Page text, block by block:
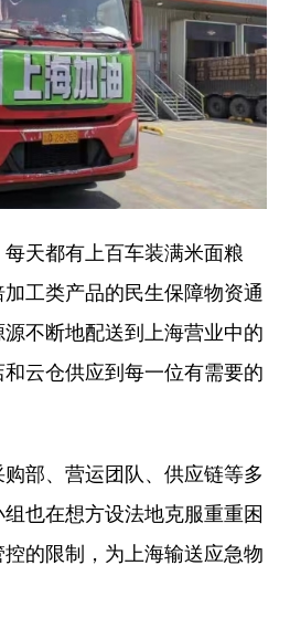
天都有上百车装满米面粮
工类产品的民生保障物资通
不断地配送到上海营业中的
云仓供应到每一位有需要的
部、营运团队、供应链等多
也在想方设法地克服重重困
的限制，为上海输送应急物